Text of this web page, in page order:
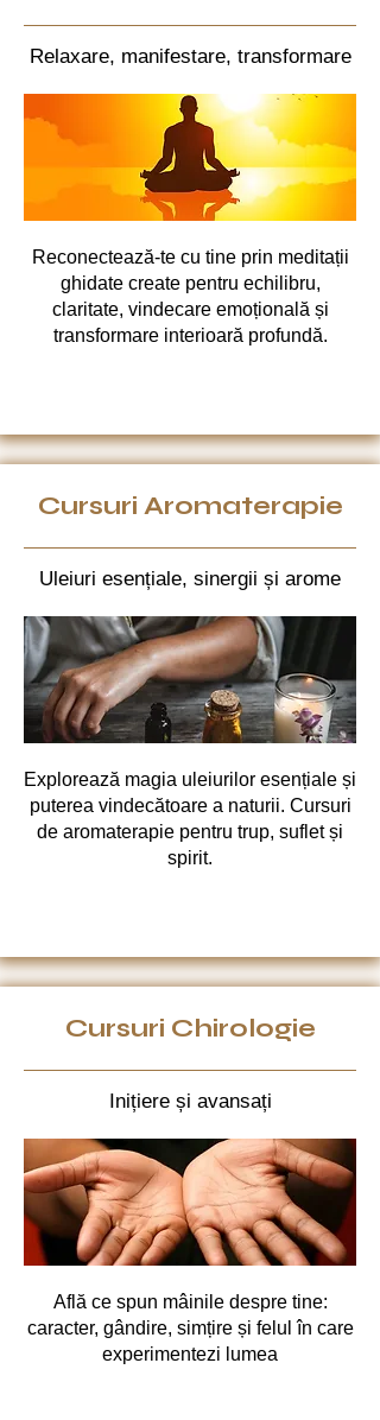
Relaxare, manifestare, transformare
Reconectează-te cu tine prin meditații
ghidate create pentru echilibru,
claritate, vindecare emoțională și
transformare interioară profundă.
Cursuri Aromaterapie
Uleiuri esențiale, sinergii și arome
Explorează magia uleiurilor esențiale și
puterea vindecătoare a naturii. Cursuri
de aromaterapie pentru trup, suflet și
spirit.
Cursuri Chirologie
Inițiere și avansați
Află ce spun mâinile despre tine:
caracter, gândire, simțire și felul în care
experimentezi lumea